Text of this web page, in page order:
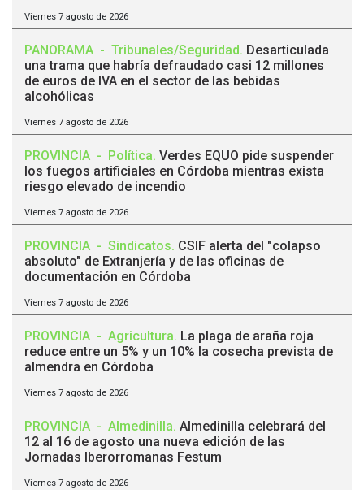
Viernes 7 agosto de 2026
PANORAMA - Tribunales/Seguridad. Desarticulada
una trama que habría defraudado casi 12 millones
de euros de IVA en el sector de las bebidas
alcohólicas
Viernes 7 agosto de 2026
PROVINCIA - Política. Verdes EQUO pide suspender
los fuegos artificiales en Córdoba mientras exista
riesgo elevado de incendio
Viernes 7 agosto de 2026
PROVINCIA - Sindicatos. CSIF alerta del "colapso
absoluto" de Extranjería y de las oficinas de
documentación en Córdoba
Viernes 7 agosto de 2026
PROVINCIA - Agricultura. La plaga de araña roja
reduce entre un 5% y un 10% la cosecha prevista de
almendra en Córdoba
Viernes 7 agosto de 2026
PROVINCIA - Almedinilla. Almedinilla celebrará del
12 al 16 de agosto una nueva edición de las
Jornadas Iberorromanas Festum
Viernes 7 agosto de 2026